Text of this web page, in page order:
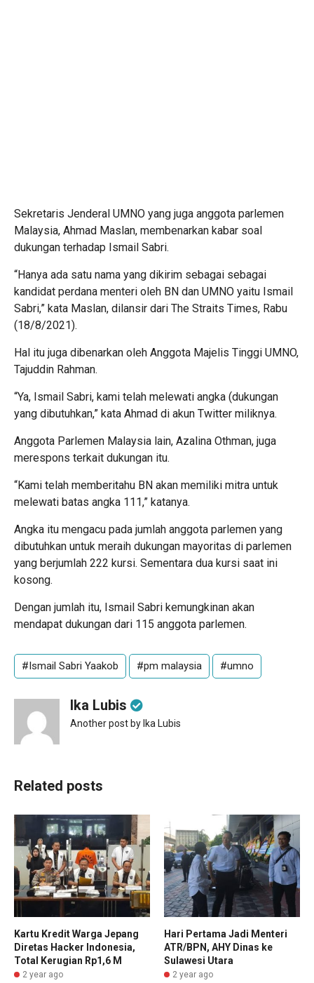
Sekretaris Jenderal UMNO yang juga anggota parlemen
Malaysia, Ahmad Maslan, membenarkan kabar soal
dukungan terhadap Ismail Sabri.
“Hanya ada satu nama yang dikirim sebagai sebagai
kandidat perdana menteri oleh BN dan UMNO yaitu Ismail
Sabri,” kata Maslan, dilansir dari The Straits Times, Rabu
(18/8/2021).
Hal itu juga dibenarkan oleh Anggota Majelis Tinggi UMNO,
Tajuddin Rahman.
“Ya, Ismail Sabri, kami telah melewati angka (dukungan
yang dibutuhkan,” kata Ahmad di akun Twitter miliknya.
Anggota Parlemen Malaysia lain, Azalina Othman, juga
merespons terkait dukungan itu.
“Kami telah memberitahu BN akan memiliki mitra untuk
melewati batas angka 111,” katanya.
Angka itu mengacu pada jumlah anggota parlemen yang
dibutuhkan untuk meraih dukungan mayoritas di parlemen
yang berjumlah 222 kursi. Sementara dua kursi saat ini
kosong.
Dengan jumlah itu, Ismail Sabri kemungkinan akan
mendapat dukungan dari 115 anggota parlemen.
#Ismail Sabri Yaakob #pm malaysia #umno
Ika Lubis
Another post by Ika Lubis
Related posts
Kartu Kredit Warga Jepang
Diretas Hacker Indonesia,
Total Kerugian Rp1,6 M
2 year ago
Hari Pertama Jadi Menteri
ATR/BPN, AHY Dinas ke
Sulawesi Utara
2 year ago